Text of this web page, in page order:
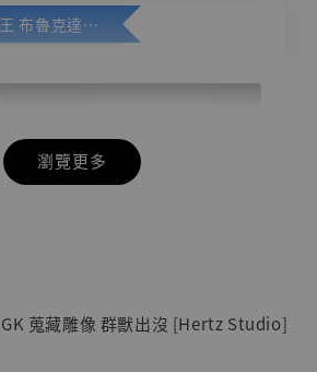
加購優惠【海賊王 布魯克達摩 [7STARS Studio]】
瀏覽更多
GK 蒐藏雕像 群獸出沒 [Hertz Studio]